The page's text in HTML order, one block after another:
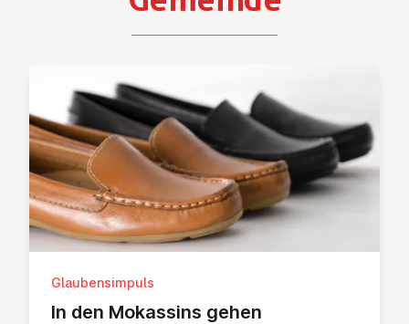
Glaubensimpuls
In den Mokassins gehen